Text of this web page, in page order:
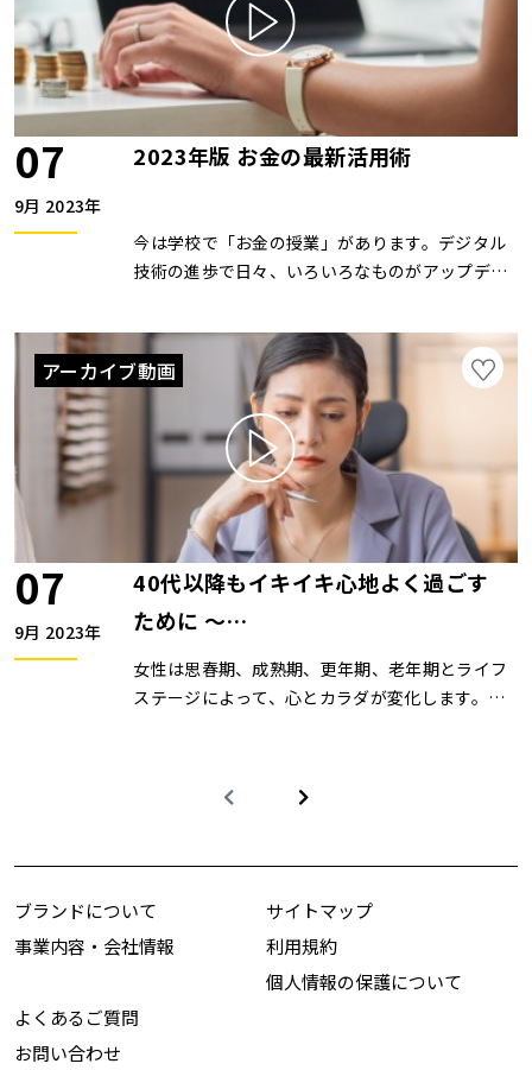
を目指す方の教育にも携わる。ZOOMセミナーは
開催していません。
07
9月 2023年
2023年版 お金の最新活用術
今は学校で「お金の授業」があります。デジタル
技術の進歩で日々、いろいろなものがアップデー
かれば、お金の勉強は難しいものではありませ
ん。本セミナーを通じて、最新の情報をやさしく
お伝えします。 "証券会社を退職後、2007年にイ
オン総合金融準備株式会社（現株式会社イオン銀
行）へ入社。リテール営業部門・法人営業部門・
企画部門など複数の部門で経験を積んだ後、
2021年からイオングループ従業員向けに金融リ
テラシーを対象とした講座や研修を担当。 皆様
に、お金の増やし方の「コツ」を少しでも掴んで
もらえるよう取り組んでいる。ZOOMセミナーは
開催していません。
アーカイブ動画
07
9月 2023年
40代以降もイキイキ心地よく過ごす
ために ～
女性の一生と女性ホルモンについて～
女性は思春期、成熟期、更年期、老年期とライフ
ステージによって、心とカラダが変化します。年
年と言われる今、いくつになっても美しく健康的
んか。ZOOMセミナーは開催していません。
ブランドについて
事業内容・会社情報
サイトマップ
利用規約
個人情報の保護について
よくあるご質問
お問い合わせ